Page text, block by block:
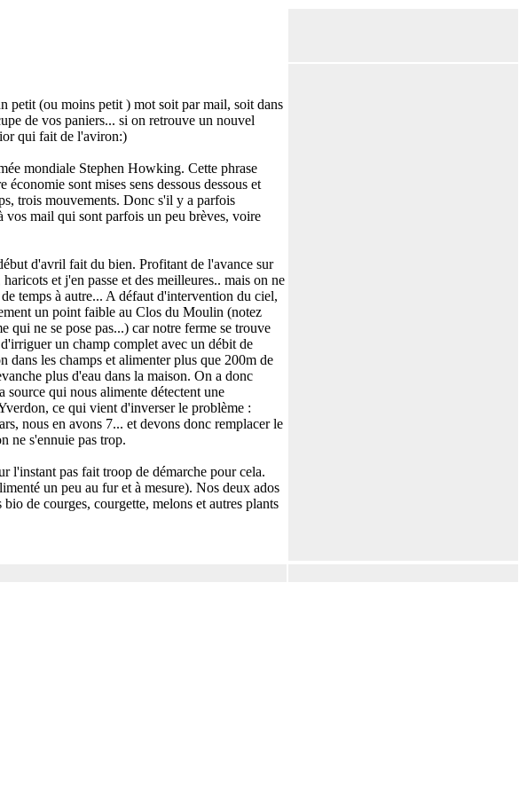
petit (ou moins petit ) mot soit par mail, soit dans
de vos paniers... si on retrouve un nouvel
qui fait de l'aviron:)
mondiale Stephen Howking. Cette phrase
sont mises sens dessous dessous et
trois mouvements. Donc s'il y a parfois
vos mail qui sont parfois un peu brèves, voire
d'avril fait du bien. Profitant de l'avance sur
et j'en passe et des meilleures.. mais on ne
temps à autre... A défaut d'intervention du ciel,
un point faible au Clos du Moulin (notez
qui ne se pose pas...) car notre ferme se trouve
un champ complet avec un débit de
les champs et alimenter plus que 200m de
plus d'eau dans la maison. On a donc
source qui nous alimente détectent une
ce qui vient d'inverser le problème :
nous en avons 7... et devons donc remplacer le
ne s'ennuie pas trop.
l'instant pas fait troop de démarche pour cela.
un peu au fur et à mesure). Nos deux ados
de courges, courgette, melons et autres plants